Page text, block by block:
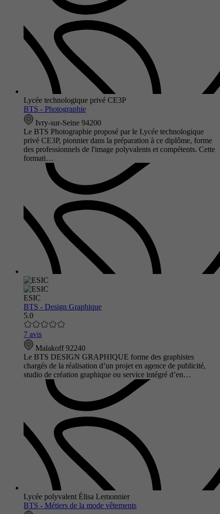
Lycée technologique privé CE3P
BTS - Photographie
Ivry-sur-Seine 94200
Le BTS Photographie proposé par le Lycée technologique
privé CE3P, pionnier dans la préparation à ce diplôme, forme
des professionnels de l'image polyvalents et compétents. Cette
formati…
ESIC
BTS - Design Graphique
5.0
7 avis
Malakoff 92240
Le BTS DESIGN GRAPHIQUE forme des graphistes
chargés de la réalisation d’un projet en agence de publicité,
studio de création graphique ou service intégré d’en…
Lycée polyvalent Élisa Lemonnier
BTS - Métiers de la mode vêtements